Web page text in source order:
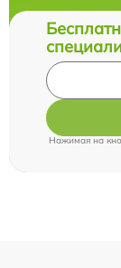
Нажимая на